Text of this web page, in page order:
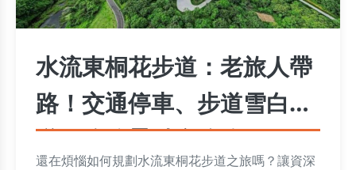
水流東桐花步道：老旅人帶
路！交通停車、步道雪白隧
道、路線景點全攻略
還在煩惱如何規劃水流東桐花步道之旅嗎？讓資深